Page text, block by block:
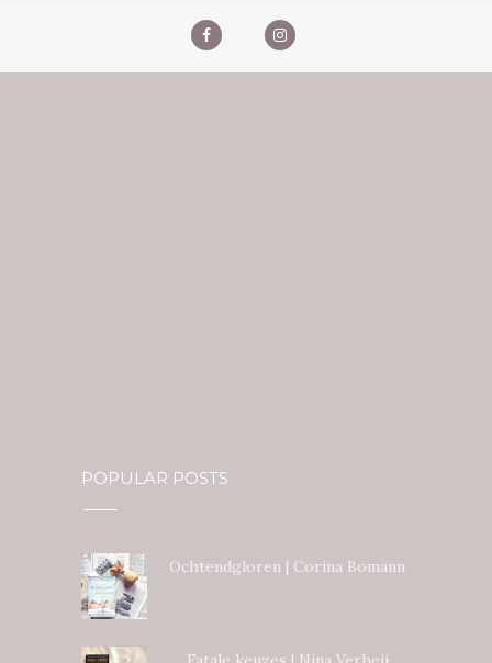
POPULAR POSTS
Ochtendgloren | Corina Bomann